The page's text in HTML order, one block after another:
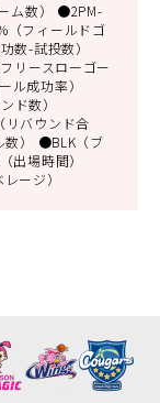
ム数） ●2PM-
（フィールドゴ
数-試投数）
リースローゴー
ル成功率）
ド数）
バウンド合
数） ●BLK（ブ
出場時間）
ージ）